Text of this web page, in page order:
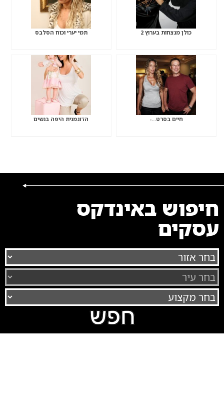
כולן מנצחות בערוץ 2 תמי יערי וכוח הסלבס
חיים בסרט…- הדוגמנית היפה בנשים
חיפוש באינדקס
עסקים